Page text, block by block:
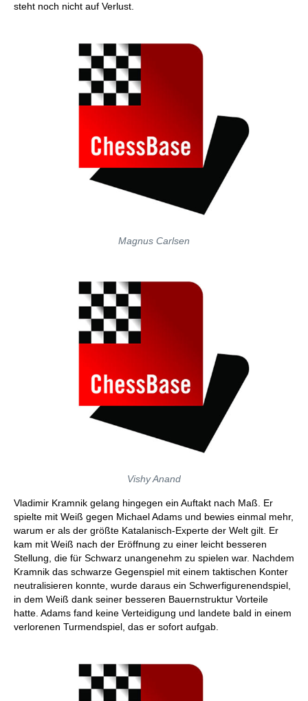
steht noch nicht auf Verlust.
Magnus Carlsen
Vishy Anand
Vladimir Kramnik gelang hingegen ein Auftakt nach Maß. Er
spielte mit Weiß gegen Michael Adams und bewies einmal mehr,
warum er als der größte Katalanisch-Experte der Welt gilt. Er
kam mit Weiß nach der Eröffnung zu einer leicht besseren
Stellung, die für Schwarz unangenehm zu spielen war. Nachdem
Kramnik das schwarze Gegenspiel mit einem taktischen Konter
neutralisieren konnte, wurde daraus ein Schwerfigurenendspiel,
in dem Weiß dank seiner besseren Bauernstruktur Vorteile
hatte. Adams fand keine Verteidigung und landete bald in einem
verlorenen Turmendspiel, das er sofort aufgab.